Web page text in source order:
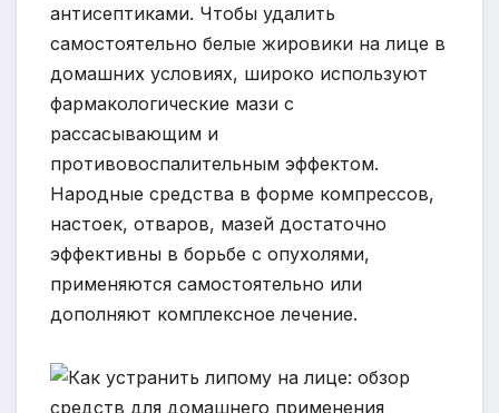
антисептиками. Чтобы удалить
самостоятельно белые жировики на лице в
домашних условиях, широко используют
фармакологические мази с
рассасывающим и
противовоспалительным эффектом.
Народные средства в форме компрессов,
настоек, отваров, мазей достаточно
эффективны в борьбе с опухолями,
применяются самостоятельно или
дополняют комплексное лечение.